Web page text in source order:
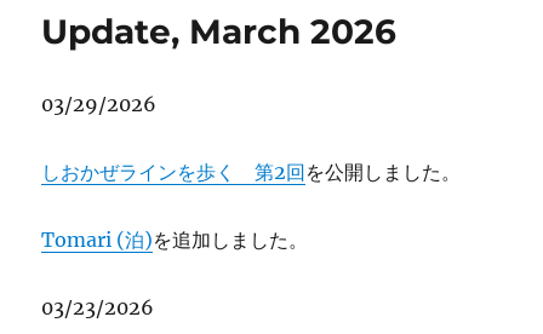
Update, March 2026
03/29/2026
しおかぜラインを歩く 第2回を公開しました。
Tomari (泊)を追加しました。
03/23/2026